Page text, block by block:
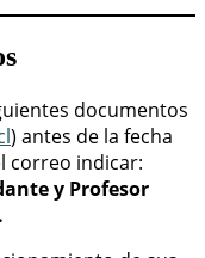
documentos
) antes de la fecha
correo indicar:
y Profesor